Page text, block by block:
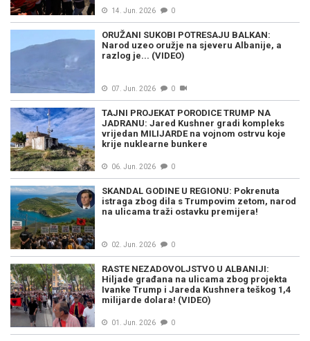
14. Jun. 2026 0
ORUŽANI SUKOBI POTRESAJU BALKAN:
Narod uzeo oružje na sjeveru Albanije, a
razlog je... (VIDEO)
07. Jun. 2026 0
TAJNI PROJEKAT PORODICE TRUMP NA
JADRANU: Jared Kushner gradi kompleks
vrijedan MILIJARDE na vojnom ostrvu koje
krije nuklearne bunkere
06. Jun. 2026 0
SKANDAL GODINE U REGIONU: Pokrenuta
istraga zbog dila s Trumpovim zetom, narod
na ulicama traži ostavku premijera!
02. Jun. 2026 0
RASTE NEZADOVOLJSTVO U ALBANIJI:
Hiljade građana na ulicama zbog projekta
Ivanke Trump i Jareda Kushnera teškog 1,4
milijarde dolara! (VIDEO)
01. Jun. 2026 0